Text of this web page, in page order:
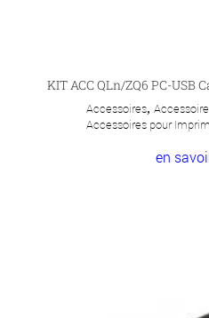
KIT ACC QLn/ZQ6 PC-USB
Accessoires,
Accessoires pour
en